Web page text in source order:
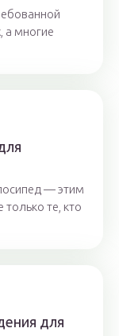
а многие
— этим
те, кто
для